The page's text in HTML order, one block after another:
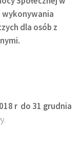
wykonywania
dla osób z
r do 31 grudnia